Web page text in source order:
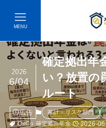
MENU
確定拠出年
い？放置の
ルート
2026
6/04
広告 家計・リスク部門
iDeCo 確定拠出年金 2026-